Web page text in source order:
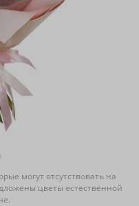
могут отсутствовать на
цветы естественной